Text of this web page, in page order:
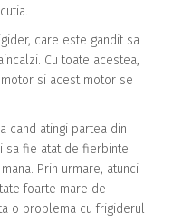
care este gandit sa
Cu toate acestea,
si acest motor se
cand atingi partea din
sa fie atat de fierbinte
Prin urmare, atunci
foarte mare de
o problema cu frigiderul